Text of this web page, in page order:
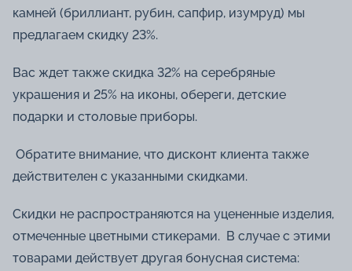
камней (бриллиант, рубин, сапфир, изумруд) мы
предлагаем скидку 23%.
Вас ждет также скидка 32% на серебряные
украшения и 25% на иконы, обереги, детские
подарки и столовые приборы.
Обратите внимание, что дисконт клиента также
действителен с указанными скидками.
Скидки не распространяются на уцененные изделия,
отмеченные цветными стикерами. В случае с этими
товарами действует другая бонусная система: